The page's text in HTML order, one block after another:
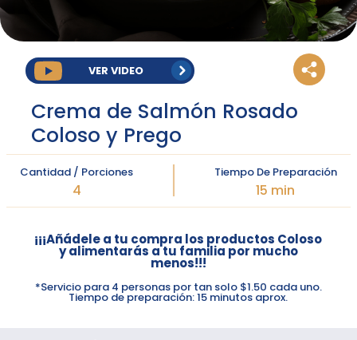
VER VIDEO
Crema de Salmón Rosado
Coloso y Prego
Cantidad / Porciones
4
Tiempo De Preparación
15 min
¡¡¡Añádele a tu compra los productos Coloso
y alimentarás a tu familia por mucho
menos!!!
*Servicio para 4 personas por tan solo $1.50 cada uno.
Tiempo de preparación: 15 minutos aprox.